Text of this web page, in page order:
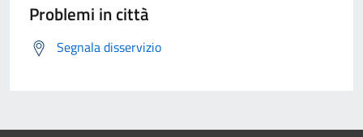
Problemi in città
Segnala disservizio